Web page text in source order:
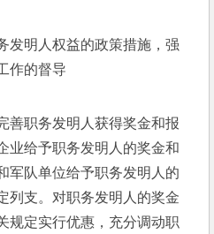
明人权益的政策措施，强
作的督导
职务发明人获得奖金和报
业给予职务发明人的奖金和
军队单位给予职务发明人的
列支。对职务发明人的奖金
规定实行优惠，充分调动职